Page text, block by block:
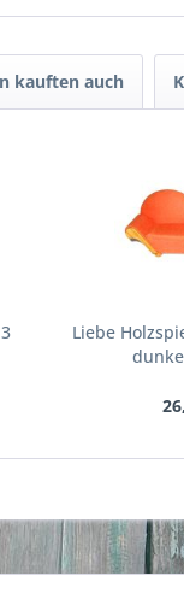
kauften auch
Liebe